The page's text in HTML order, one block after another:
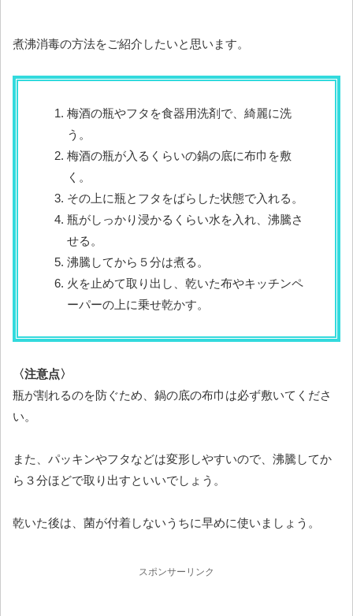
煮沸消毒の方法をご紹介したいと思います。
梅酒の瓶やフタを食器用洗剤で、綺麗に洗
う。
梅酒の瓶が入るくらいの鍋の底に布巾を敷
く。
その上に瓶とフタをばらした状態で入れる。
瓶がしっかり浸かるくらい水を入れ、沸騰さ
せる。
沸騰してから５分は煮る。
火を止めて取り出し、乾いた布やキッチンペ
ーパーの上に乗せ乾かす。
〈注意点〉
瓶が割れるのを防ぐため、鍋の底の布巾は必ず敷いてくださ
い。
また、パッキンやフタなどは変形しやすいので、沸騰してか
ら３分ほどで取り出すといいでしょう。
乾いた後は、菌が付着しないうちに早めに使いましょう。
スポンサーリンク